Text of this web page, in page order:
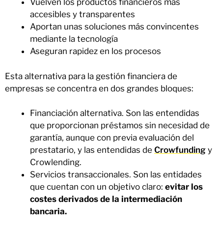
Vuelven los productos financieros más
accesibles y transparentes
Aportan unas soluciones más convincentes
mediante la tecnología
Aseguran rapidez en los procesos
Esta alternativa para la gestión financiera de
empresas se concentra en dos grandes bloques:
Financiación alternativa. Son las entendidas
que proporcionan préstamos sin necesidad de
garantía, aunque con previa evaluación del
prestatario, y las entendidas de Crowfunding y
Crowlending.
Servicios transaccionales. Son las entidades
que cuentan con un objetivo claro: evitar los
costes derivados de la intermediación
bancaria.